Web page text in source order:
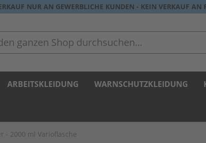
NUR AN GEWERBLICHE KUNDEN - KEIN VERKAUF AN
ganzen Shop durchsuchen...
ARBEITSKLEIDUNG WARNSCHUTZKLEIDUNG
- 2000 ml Varioflasche